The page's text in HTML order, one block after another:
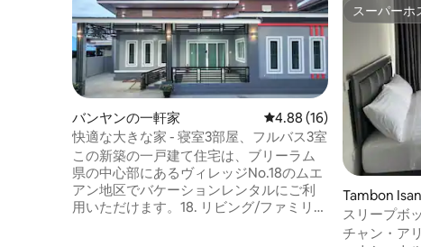
バンヤンの一軒家 レビュー16件、5つ星中
4.88 (16)
快適な大きな家 - 寝室3部屋、フルバス3室
この新築の一戸建て住宅は、ブリーラム
県の中心部にあるヴィレッジNo.18のムエ
アン地区でバケーションレンタルにご利
用いただけます。18. リビング/ファミリー
スーパーホ
スーパーホ
Tambon
スリープボ
チャン・ア